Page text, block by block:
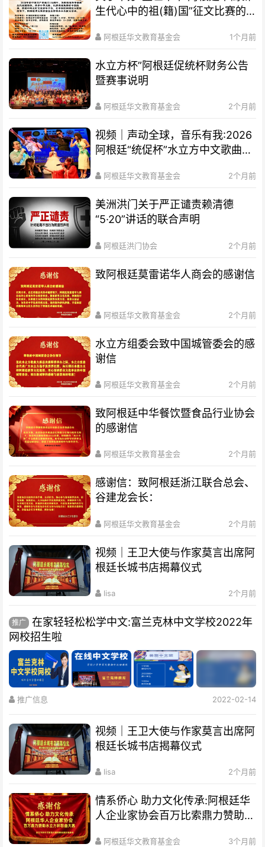
生代心中的祖(籍)国”征文比赛的
阿根廷华文教育基金会 1个月前
水立方杯”阿根廷促统杯财务公告
暨赛事说明
阿根廷华文教育基金会 2个月前
视频｜声动全球，音乐有我:2026
阿根廷“统促杯”水立方中文歌曲大
阿根廷华文教育基金会 2个月前
美洲洪门关于严正谴责赖清德
“5·20”讲话的联合声明
阿根廷洪门协会 2个月前
致阿根廷莫雷诺华人商会的感谢信
阿根廷华文教育基金会 2个月前
水立方组委会致中国城管委会的感
谢信
阿根廷华文教育基金会 2个月前
致阿根廷中华餐饮暨食品行业协会
的感谢信
阿根廷华文教育基金会 2个月前
感谢信：致阿根廷浙江联合总会、
谷建龙会长：
阿根廷华文教育基金会 2个月前
视频｜王卫大使与作家莫言出席阿
根廷长城书店揭幕仪式
lisa 2个月前
推广
在家轻轻松松学中文:富兰克林中文学校2022年
网校招生啦
推广信息 2022-02-14
视频｜王卫大使与作家莫言出席阿
根廷长城书店揭幕仪式
lisa 2个月前
情系侨心 助力文化传承:阿根廷华
人企业家协会百万比索鼎力赞助水
阿根廷华文教育基金会 3个月前